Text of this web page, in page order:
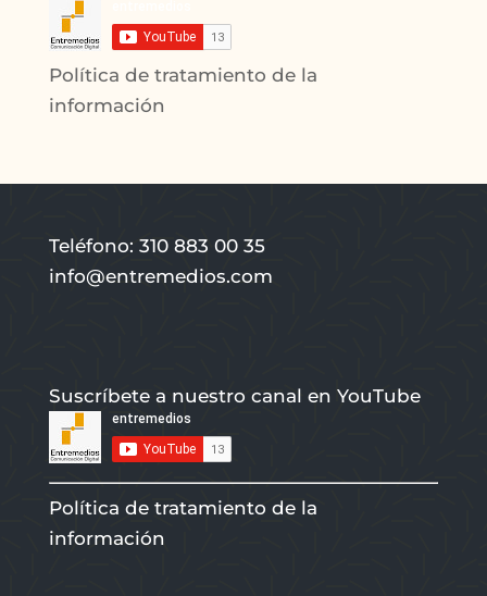
Política de tratamiento de la
información
Teléfono: 310 883 00 35
info@entremedios.com
Suscríbete a nuestro canal en YouTube
Política de tratamiento de la
información